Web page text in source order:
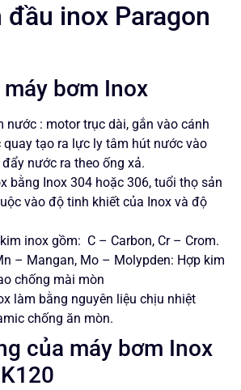
đầu inox Paragon
máy bơm Inox
nước : motor trục dài, gắn vào cánh
quay tạo ra lực ly tâm hút nước vào
nước ra theo ống xả.
bằng Inox 304 hoặc 306, tuổi thọ sản
vào độ tinh khiết của Inox và độ
inox gồm: C – Carbon, Cr – Crom.
– Mangan, Mo – Molypden: Hợp kim
chống mài mòn
làm bằng nguyên liệu chịu nhiệt
chống ăn mòn.
của máy bơm Inox